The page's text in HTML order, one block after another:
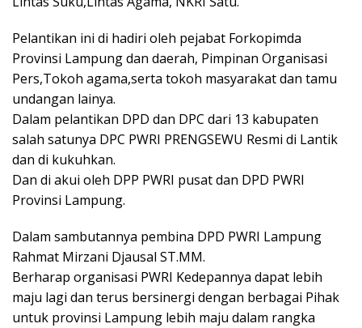
Pelantikan ini di hadiri oleh pejabat Forkopimda
Provinsi Lampung dan daerah, Pimpinan Organisasi
Pers,Tokoh agama,serta tokoh masyarakat dan tamu
undangan lainya.
Dalam pelantikan DPD dan DPC dari 13 kabupaten
salah satunya DPC PWRI PRENGSEWU Resmi di Lantik
dan di kukuhkan.
Dan di akui oleh DPP PWRI pusat dan DPD PWRI
Provinsi Lampung.
Dalam sambutannya pembina DPD PWRI Lampung
Rahmat Mirzani Djausal ST.MM.
Berharap organisasi PWRI Kedepannya dapat lebih
maju lagi dan terus bersinergi dengan berbagai Pihak
untuk provinsi Lampung lebih maju dalam rangka